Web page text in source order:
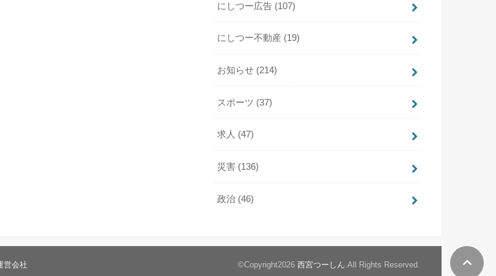
にしつー広告 (107)
にしつー不動産 (19)
お知らせ (214)
スポーツ (37)
求人 (47)
災害 (136)
政治 (46)
営会社 ©Copyright2026 西宮つーしん.All Rights Reserved.